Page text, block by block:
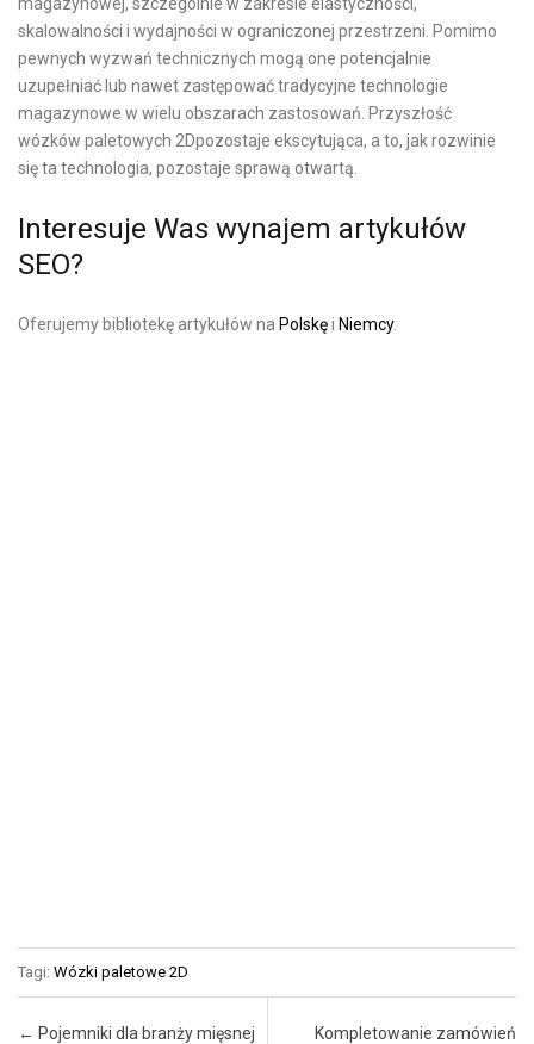
skalowalności i wydajności w ograniczonej przestrzeni. Pomimo
pewnych wyzwań technicznych mogą one potencjalnie
uzupełniać lub nawet zastępować tradycyjne technologie
magazynowe w wielu obszarach zastosowań. Przyszłość
wózków paletowych 2Dpozostaje ekscytująca, a to, jak rozwinie
się ta technologia, pozostaje sprawą otwartą.
Interesuje Was wynajem artykułów
SEO?
Oferujemy bibliotekę artykułów na Polskęi Niemcy.
Tagi: Wózki paletowe 2D
Post navigation
← Pojemniki dla branży mięsnej
Kompletowanie zamówień